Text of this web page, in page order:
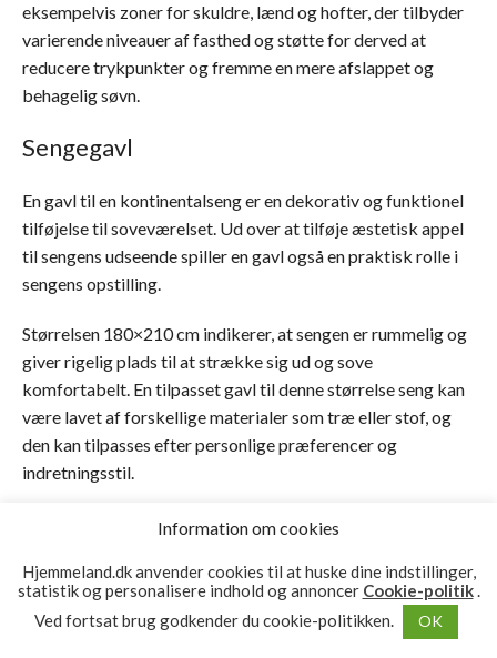
eksempelvis zoner for skuldre, lænd og hofter, der tilbyder
varierende niveauer af fasthed og støtte for derved at
reducere trykpunkter og fremme en mere afslappet og
behagelig søvn.
Sengegavl
En gavl til en kontinentalseng er en dekorativ og funktionel
tilføjelse til soveværelset. Ud over at tilføje æstetisk appel
til sengens udseende spiller en gavl også en praktisk rolle i
sengens opstilling.
Størrelsen 180×210 cm indikerer, at sengen er rummelig og
giver rigelig plads til at strække sig ud og sove
komfortabelt. En tilpasset gavl til denne størrelse seng kan
være lavet af forskellige materialer som træ eller stof, og
den kan tilpasses efter personlige præferencer og
indretningsstil.
Funktionelt set fungerer en gavl som en støtte til at sidde op
slapper af. Gavlen tilføjer også en vis isolering, idet det
beskytter væggen bag sengen mod pletter eller skader.
Information om cookies
Hjemmeland.dk anvender cookies til at huske dine indstillinger,
statistik og personalisere indhold og annoncer Cookie-politik.
Ved fortsat brug godkender du cookie-politikken.
OK